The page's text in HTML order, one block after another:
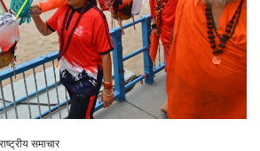
राष्ट्रीय समाचार